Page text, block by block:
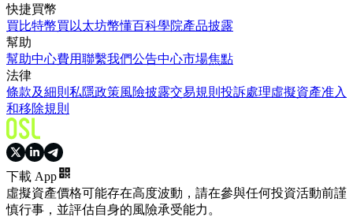
快捷買幣
買比特幣買以太坊幣懂百科學院產品披露
幫助
幫助中心費用聯繫我們公告中心市場焦點
法律
條款及細則 私隱政策風險披露交易規則 投訴處理虛擬資產准入
和移除規則
下載 App
虛擬資產價格可能存在高度波動，請在參與任何投資活動前謹
慎行事，並評估自身的風險承受能力。